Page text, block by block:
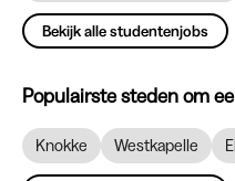
Bekijk alle studentenjobs
Populairste steden om
Knokke Westkapelle